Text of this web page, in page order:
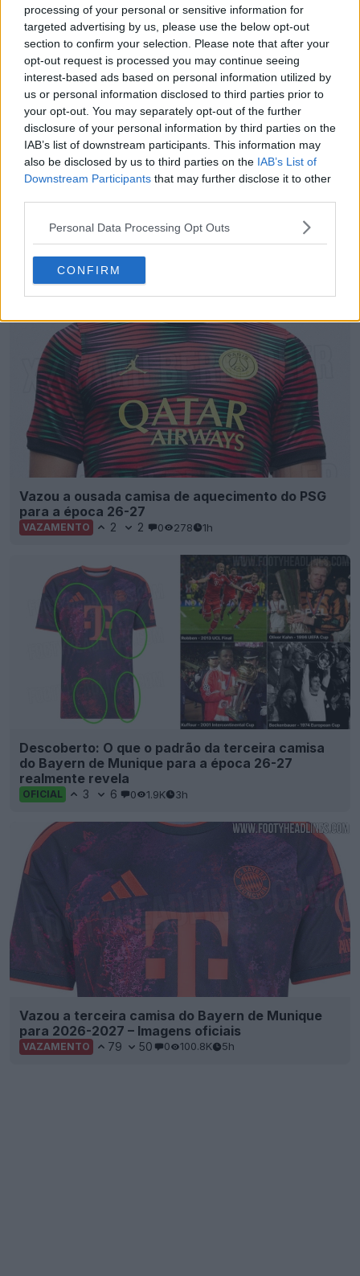
processing of your personal or sensitive information for
targeted advertising by us, please use the below opt-out
section to confirm your selection. Please note that after your
opt-out request is processed you may continue seeing
interest-based ads based on personal information utilized by
us or personal information disclosed to third parties prior to
your opt-out. You may separately opt-out of the further
disclosure of your personal information by third parties on the
IAB’s list of downstream participants. This information may
also be disclosed by us to third parties on the IAB’s List of
Downstream Participants that may further disclose it to other
Personal Data Processing Opt Outs
CONFIRM
Camisa reserva do Como 26-27 «vazou»
VAZAMENTO 14
Vazou a ousada camisa de aquecimento do PSG
para a época 26-27
VAZAMENTO 2 2 0 278 1h
Descoberto: O que o padrão da terceira camisa
do Bayern de Munique para a época 26-27
realmente revela
OFICIAL 3 6 0 1.9K 3h
Vazou a terceira camisa do Bayern de Munique
para 2026-2027 – Imagens oficiais
VAZAMENTO 79 50 0 100.8K 5h